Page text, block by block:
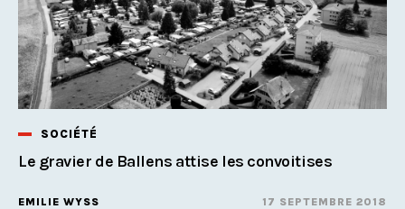
SOCIÉTÉ
Le gravier de Ballens attise les convoitises
EMILIE WYSS 17 SEPTEMBRE 2018